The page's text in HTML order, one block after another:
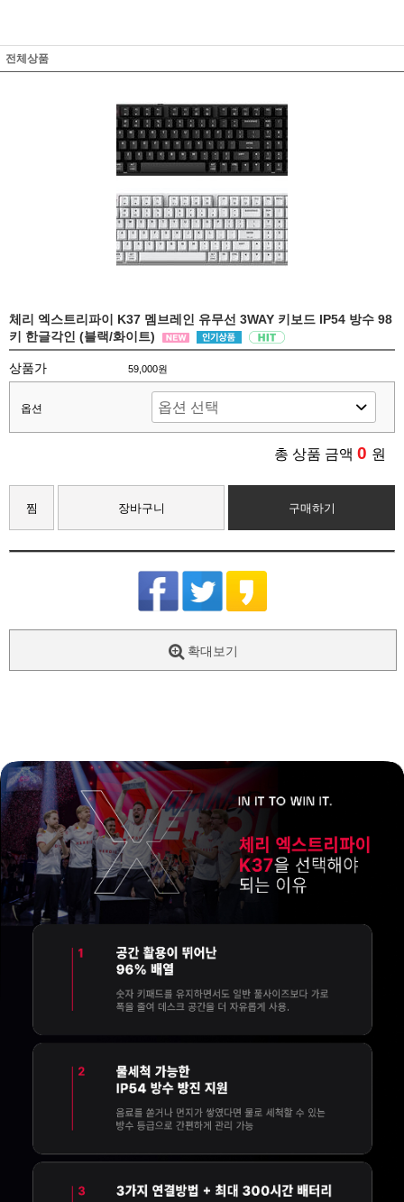
전체상품
체리 엑스트리파이 K37 멤브레인 유무선 3WAY 키보드 IP54 방수 98
키 한글각인 (블랙/화이트)
상품가 59,000원
옵션
총 상품 금액 0 원
찜 장바구니 구매하기
확대보기